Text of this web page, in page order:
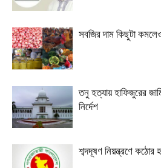
সবজির দাম কিছুটা
তনু হত্যায় হাফিজুরের
নির্দেশ
শব্দদূষণ নিয়ন্ত্রণে কঠোর